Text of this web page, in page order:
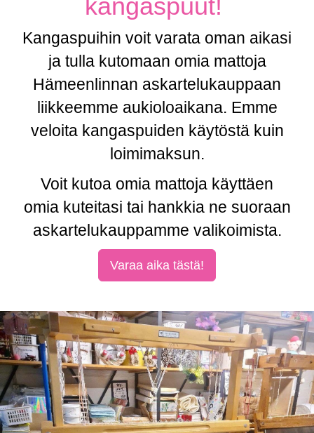
Kangaspuihin voit varata oman aikasi
ja tulla kutomaan omia mattoja
Hämeenlinnan askartelukauppaan
liikkeemme aukioloaikana. Emme
veloita kangaspuiden käytöstä kuin
loimimaksun.
Voit kutoa omia mattoja käyttäen
omia kuteitasi tai hankkia ne suoraan
askartelukauppamme valikoimista.
Varaa aika tästä!